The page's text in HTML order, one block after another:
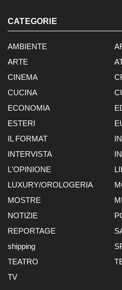
CATEGORIE
AMBIENTE
ARTE
CINEMA
CUCINA
ECONOMIA
ESTERI
IL FORMAT
INTERVISTA
L'OPINIONE
LUXURY/OROLOGERIA
MOSTRE
NOTIZIE
REPORTAGE
shipping
TEATRO
TV